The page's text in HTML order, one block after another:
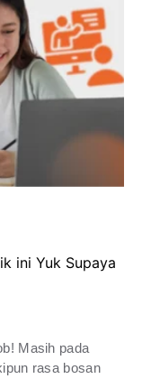
ini Yuk Supaya
Masih pada
rasa bosan